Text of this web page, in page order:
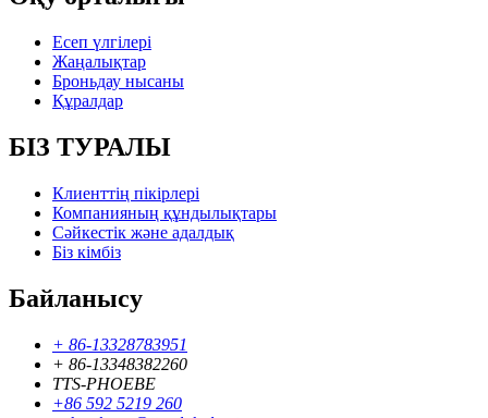
Есеп үлгілері
Жаңалықтар
Броньдау нысаны
Құралдар
БІЗ ТУРАЛЫ
Клиенттің пікірлері
Компанияның құндылықтары
Сәйкестік және адалдық
Біз кімбіз
Байланысу
+ 86-13328783951
+ 86-13348382260
TTS-PHOEBE
+86 592 5219 260